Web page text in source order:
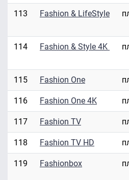
113 Fashion & LifeStyle
114 Fashion & Style 4K
115 Fashion One
116 Fashion One 4K
117 Fashion TV
118 Fashion TV HD
119 Fashionbox